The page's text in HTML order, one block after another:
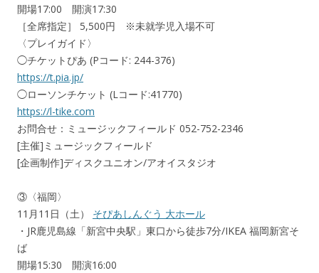
開場17:00 開演17:30
［全席指定］ 5,500円 ※未就学児入場不可
〈プレイガイド〉
◯チケットぴあ (Pコード: 244-376)
https://t.pia.jp/
◯ローソンチケット (Lコード:41770)
https://l-tike.com
お問合せ：ミュージックフィールド 052-752-2346
[主催]ミュージックフィールド
[企画制作]ディスクユニオン/アオイスタジオ
③〈福岡〉
11月11日（土） そぴあしんぐう 大ホール
・JR鹿児島線「新宮中央駅」東口から徒歩7分/IKEA 福岡新宮そ
ば
開場15:30 開演16:00